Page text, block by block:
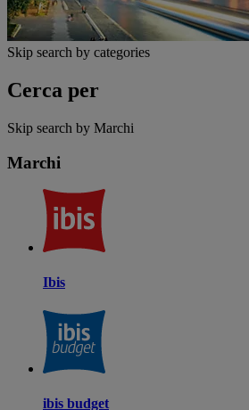
Skip search by categories
Cerca per
Skip search by Marchi
Marchi
Ibis
ibis budget